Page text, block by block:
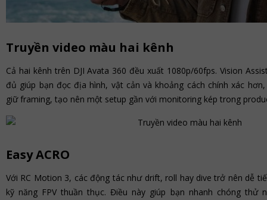
Truyền video màu hai kênh
Cả hai kênh trên DJI Avata 360 đều xuất 1080p/60fps. Vision
đủ giúp bạn đọc địa hình, vật cản và khoảng cách chính xác
giữ framing, tạo nên một setup gần với monitoring kép trong
Easy ACRO
Với RC Motion 3, các động tác như drift, roll hay dive trở nên dễ
kỹ năng FPV thuần thục. Điều này giúp bạn nhanh chóng thử